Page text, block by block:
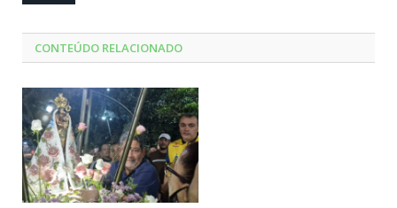
CONTEÚDO RELACIONADO